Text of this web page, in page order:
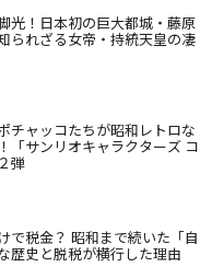
光！日本初の巨大都城・藤原
られざる女帝・持統天皇の凄
チャッコたちが昭和レトロな
「サンリオキャラクターズ コ
弾
で税金？ 昭和まで続いた「自
歴史と脱税が横行した理由